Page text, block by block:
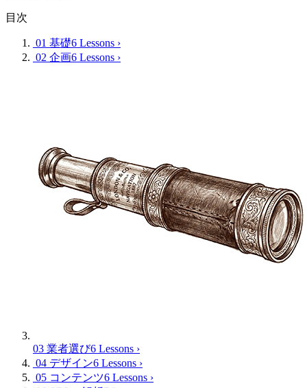
目次
01 基礎6 Lessons ›
02 企画6 Lessons ›
03 業者選び6 Lessons ›
04 デザイン6 Lessons ›
05 コンテンツ6 Lessons ›